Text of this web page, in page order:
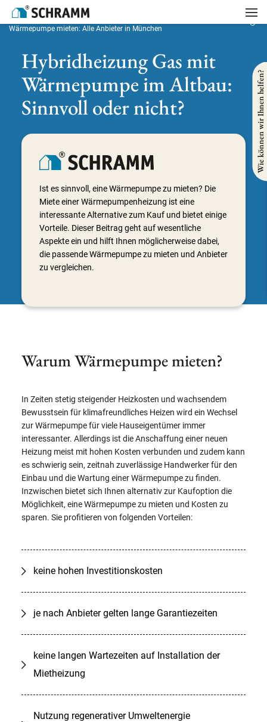
Startseite/ Heizung / Wärmepumpe
Wärmepumpe mieten: Alle Anbieter in München
Hybridheizung Gas mit
Wärmepumpe im Altbau:
Sinnvoll oder nicht?
Ist es sinnvoll, eine Wärmepumpe zu mieten? Die
Miete einer Wärmepumpenheizung ist eine
interessante Alternative zum Kauf und bietet einige
Vorteile. Dieser Beitrag geht auf wesentliche
Aspekte ein und hilft Ihnen möglicherweise dabei,
die passende Wärmepumpe zu mieten und Anbieter
zu vergleichen.
Warum Wärmepumpe mieten?
In Zeiten stetig steigender Heizkosten und wachsendem
Bewusstsein für klimafreundliches Heizen wird ein Wechsel
zur Wärmepumpe für viele Hauseigentümer immer
interessanter. Allerdings ist die Anschaffung einer neuen
Heizung meist mit hohen Kosten verbunden und zudem kann
es schwierig sein, zeitnah zuverlässige Handwerker für den
Einbau und die Wartung einer Wärmepumpe zu finden.
Inzwischen bietet sich Ihnen alternativ zur Kaufoption die
Möglichkeit, eine Wärmepumpe zu mieten und Kosten zu
sparen. Sie profitieren von folgenden Vorteilen:
keine hohen Investitionskosten
je nach Anbieter gelten lange Garantiezeiten
keine langen Wartezeiten auf Installation der
Mietheizung
Nutzung regenerativer Umweltenergie
Wie können wir Ihnen helfen?